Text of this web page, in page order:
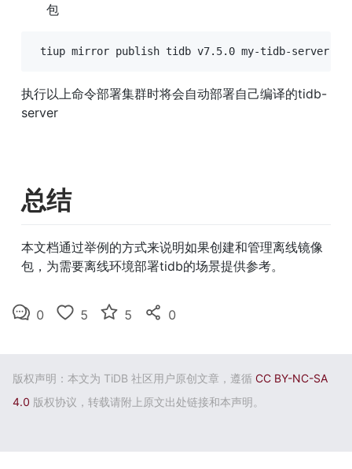
包
tiup mirror publish tidb v7.5.0 my-tidb-
执行以上命令部署集群时将会自动部署自己编译的tidb-
server
总结
本文档通过举例的方式来说明如果创建和管理离线镜像
包，为需要离线环境部署tidb的场景提供参考。
0 5 5 0
版权声明：本文为 TiDB 社区用户原创文章，遵循 CC BY-NC-SA
4.0 版权协议，转载请附上原文出处链接和本声明。